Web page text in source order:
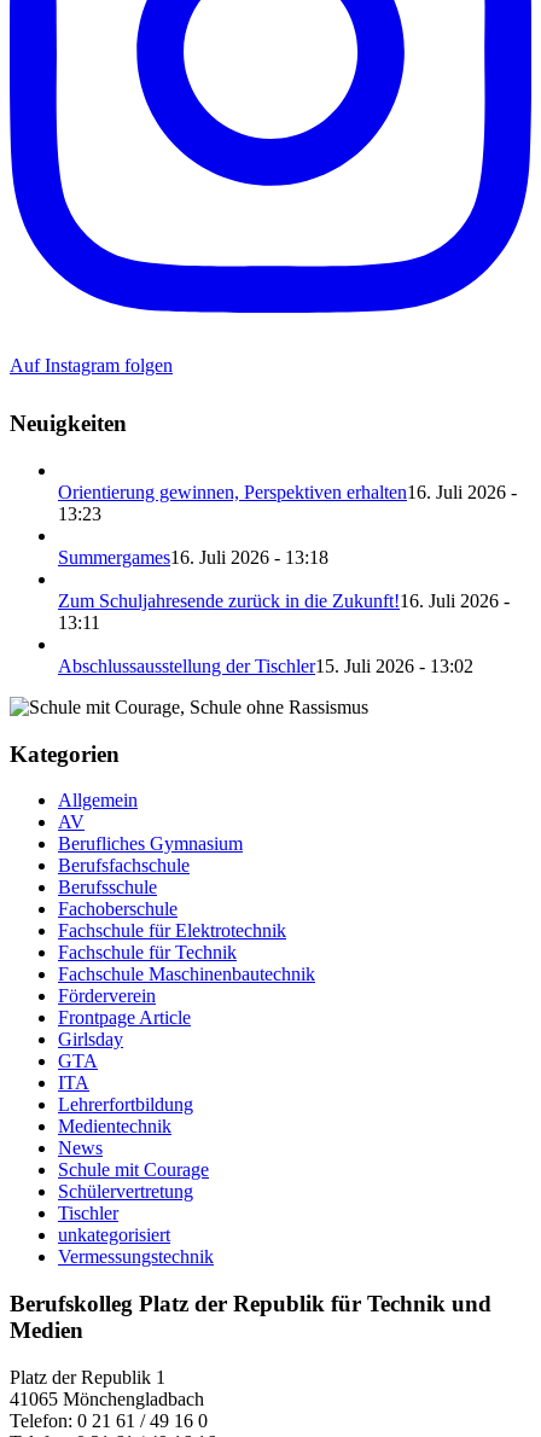
Auf Instagram folgen
Neuigkeiten
Orientierung gewinnen, Perspektiven erhalten16. Juli 2026 -
13:23
Summergames16. Juli 2026 - 13:18
Zum Schuljahresende zurück in die Zukunft!16. Juli 2026 -
13:11
Abschlussausstellung der Tischler15. Juli 2026 - 13:02
Kategorien
Allgemein
AV
Berufliches Gymnasium
Berufsfachschule
Berufsschule
Fachoberschule
Fachschule für Elektrotechnik
Fachschule für Technik
Fachschule Maschinenbautechnik
Förderverein
Frontpage Article
Girlsday
GTA
ITA
Lehrerfortbildung
Medientechnik
News
Schule mit Courage
Schülervertretung
Tischler
unkategorisiert
Vermessungstechnik
Berufskolleg Platz der Republik für Technik und
Medien
Platz der Republik 1
41065 Mönchengladbach
Telefon: 0 21 61 / 49 16 0